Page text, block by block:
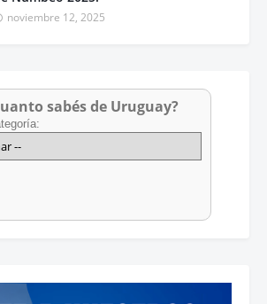
noviembre 12, 2025
sabés de Uruguay?